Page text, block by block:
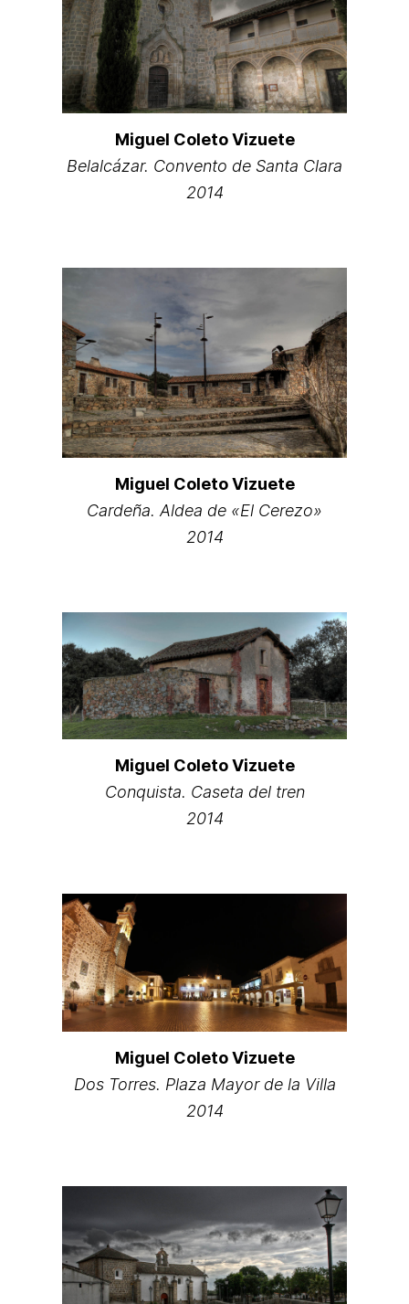
Miguel Coleto Vizuete
Belalcázar. Convento de Santa Clara
2014
Miguel Coleto Vizuete
Cardeña. Aldea de «El Cerezo»
2014
Miguel Coleto Vizuete
Conquista. Caseta del tren
2014
Miguel Coleto Vizuete
Dos Torres. Plaza Mayor de la Villa
2014